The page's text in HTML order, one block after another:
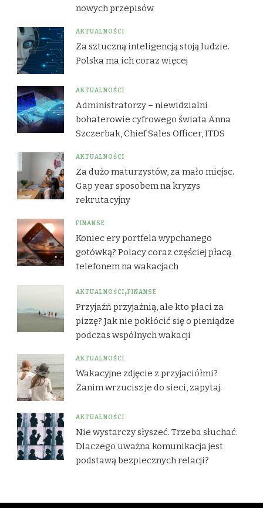
nowych przepisów
AKTUALNOŚCI
Za sztuczną inteligencją stoją ludzie.
Polska ma ich coraz więcej
AKTUALNOŚCI
Administratorzy – niewidzialni
bohaterowie cyfrowego świata Anna
Szczerbak, Chief Sales Officer, ITDS
AKTUALNOŚCI
Za dużo maturzystów, za mało miejsc.
Gap year sposobem na kryzys
rekrutacyjny
FINANSE
Koniec ery portfela wypchanego
gotówką? Polacy coraz częściej płacą
telefonem na wakacjach
AKTUALNOŚCI FINANSE
Przyjaźń przyjaźnią, ale kto płaci za
pizzę? Jak nie pokłócić się o pieniądze
podczas wspólnych wakacji
AKTUALNOŚCI
Wakacyjne zdjęcie z przyjaciółmi?
Zanim wrzucisz je do sieci, zapytaj.
AKTUALNOŚCI
Nie wystarczy słyszeć. Trzeba słuchać.
Dlaczego uważna komunikacja jest
podstawą bezpiecznych relacji?